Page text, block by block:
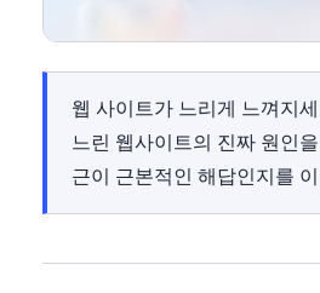
웹 사이트가 느리게 느껴지
느린 웹사이트의 진짜 원인
근이 근본적인 해답인지를